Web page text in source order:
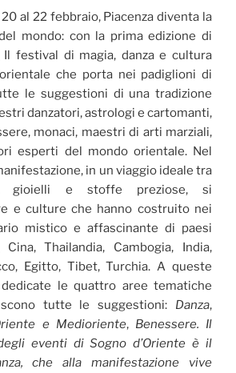
al 22 febbraio, Piacenza diventa la
mondo: con la prima edizione di
Il festival di magia, danza e cultura
che porta nei padiglioni di
le suggestioni di una tradizione
danzatori, astrologi e cartomanti,
monaci, maestri di arti marziali,
esperti del mondo orientale. Nel
in un viaggio ideale tra
gioielli e stoffe preziose, si
e culture che hanno costruito nei
mistico e affascinante di paesi
Thailandia, Cambogia, India,
Egitto, Tibet, Turchia. A queste
le quattro aree tematiche
tutte le suggestioni: Danza,
e Medioriente, Benessere. Il
eventi di Sogno d’Oriente è il
che alla manifestazione vive